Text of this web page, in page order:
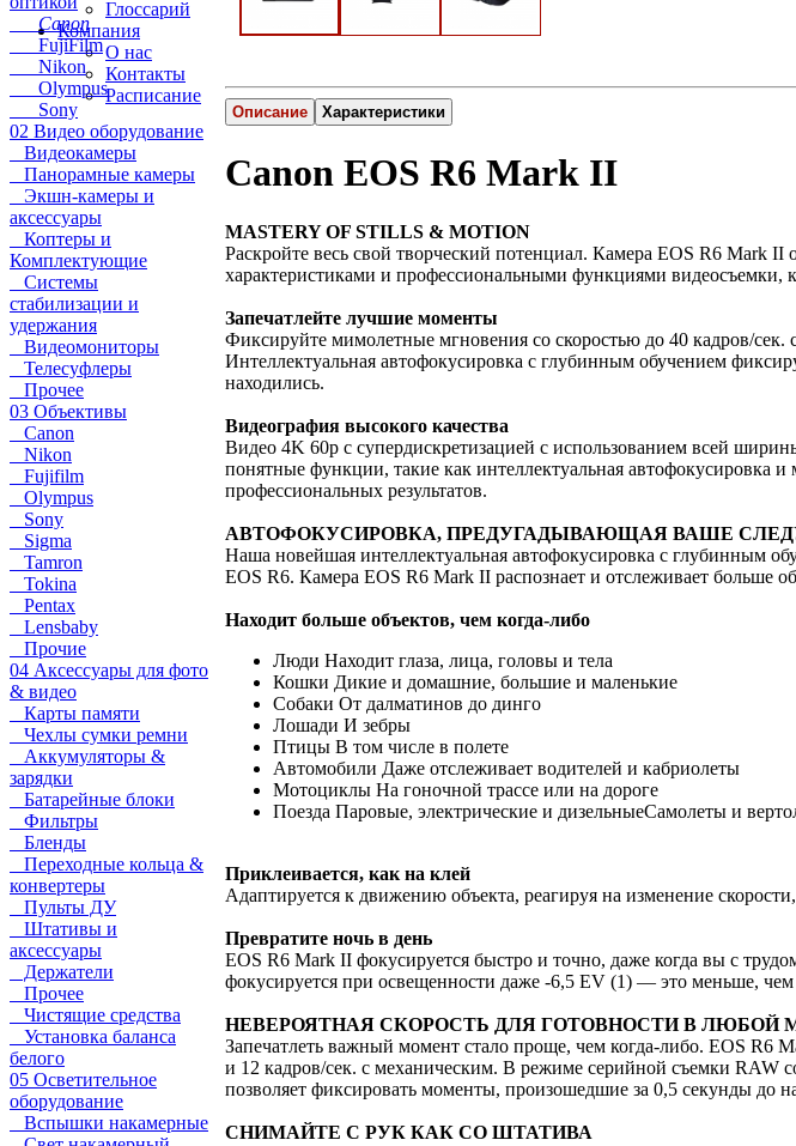
Глоссарий
Компания
О нас
Контакты
Расписание
Canon
FujiFilm
Nikon
Olympus
Sony
02 Видео оборудование
Видеокамеры
Панорамные камеры
Экшн-камеры и
аксессуары
Коптеры и
Комплектующие
Системы
стабилизации и
удержания
Видеомониторы
Телесуфлеры
Прочее
03 Объективы
Canon
Nikon
Fujifilm
Olympus
Sony
Sigma
Tamron
Tokina
Pentax
Lensbaby
Прочие
04 Аксессуары для фото
& видео
Карты памяти
Чехлы сумки ремни
Аккумуляторы &
зарядки
Батарейные блоки
Фильтры
Бленды
Переходные кольца &
конвертеры
Пульты ДУ
Штативы и
аксессуары
Держатели
Прочее
Чистящие средства
Установка баланса
белого
05 Осветительное
оборудование
Вспышки накамерные
Описание Характеристики
Canon EOS R6 Mark II
MASTERY OF STILLS & MOTION
Раскройте весь свой творческий потенциал. Камера EOS R6 Mark
характеристиками и профессиональными функциями видеосъемки,
Запечатлейте лучшие моменты
Фиксируйте мимолетные мгновения со скоростью до 40 кадров/
Интеллектуальная автофокусировка с глубинным обучением
находились.
Видеография высокого качества
Видео 4K 60p с супердискретизацией с использованием всей
понятные функции, такие как интеллектуальная автофокусировка
профессиональных результатов.
АВТОФОКУСИРОВКА, ПРЕДУГАДЫВАЮЩАЯ ВАШЕ
Наша новейшая интеллектуальная автофокусировка с глубинным
EOS R6. Камера EOS R6 Mark II распознает и отслеживает больше
Находит больше объектов, чем когда-либо
Люди Находит глаза, лица, головы и тела
Кошки Дикие и домашние, большие и маленькие
Собаки От далматинов до динго
Лошади И зебры
Птицы В том числе в полете
Автомобили Даже отслеживает водителей и кабриолеты
Мотоциклы На гоночной трассе или на дороге
Поезда Паровые, электрические и дизельныеСамолеты и
Приклеивается, как на клей
Адаптируется к движению объекта, реагируя на изменение
Превратите ночь в день
EOS R6 Mark II фокусируется быстро и точно, даже когда вы с
фокусируется при освещенности даже -6,5 EV (1) — это меньше, чем
НЕВЕРОЯТНАЯ СКОРОСТЬ ДЛЯ ГОТОВНОСТИ В ЛЮБОЙ
Запечатлеть важный момент стало проще, чем когда-либо. EOS R6
и 12 кадров/сек. с механическим. В режиме серийной съемки RAW
позволяет фиксировать моменты, произошедшие за 0,5 секунды до
СНИМАЙТЕ С РУК КАК СО ШТАТИВА